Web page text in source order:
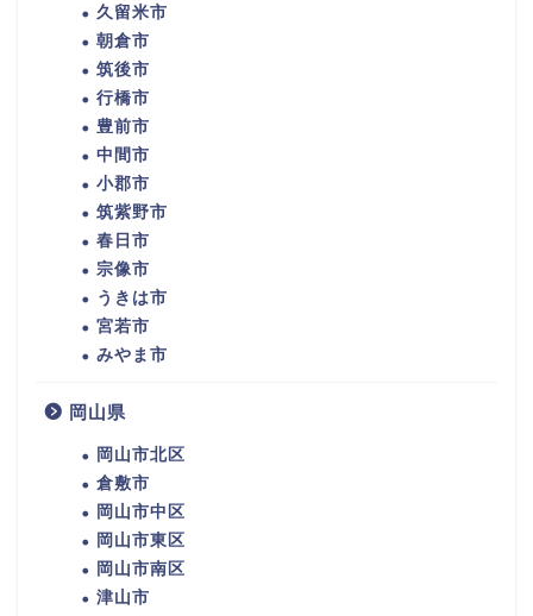
久留米市
朝倉市
筑後市
行橋市
豊前市
中間市
小郡市
筑紫野市
春日市
宗像市
うきは市
宮若市
みやま市
岡山県
岡山市北区
倉敷市
岡山市中区
岡山市東区
岡山市南区
津山市